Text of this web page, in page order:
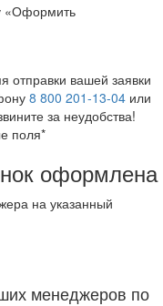
«Оформить
отправки вашей заявки
8 800 201-13-04 или
за неудобства!
поля*
оформлена
на указанный
менеджеров по